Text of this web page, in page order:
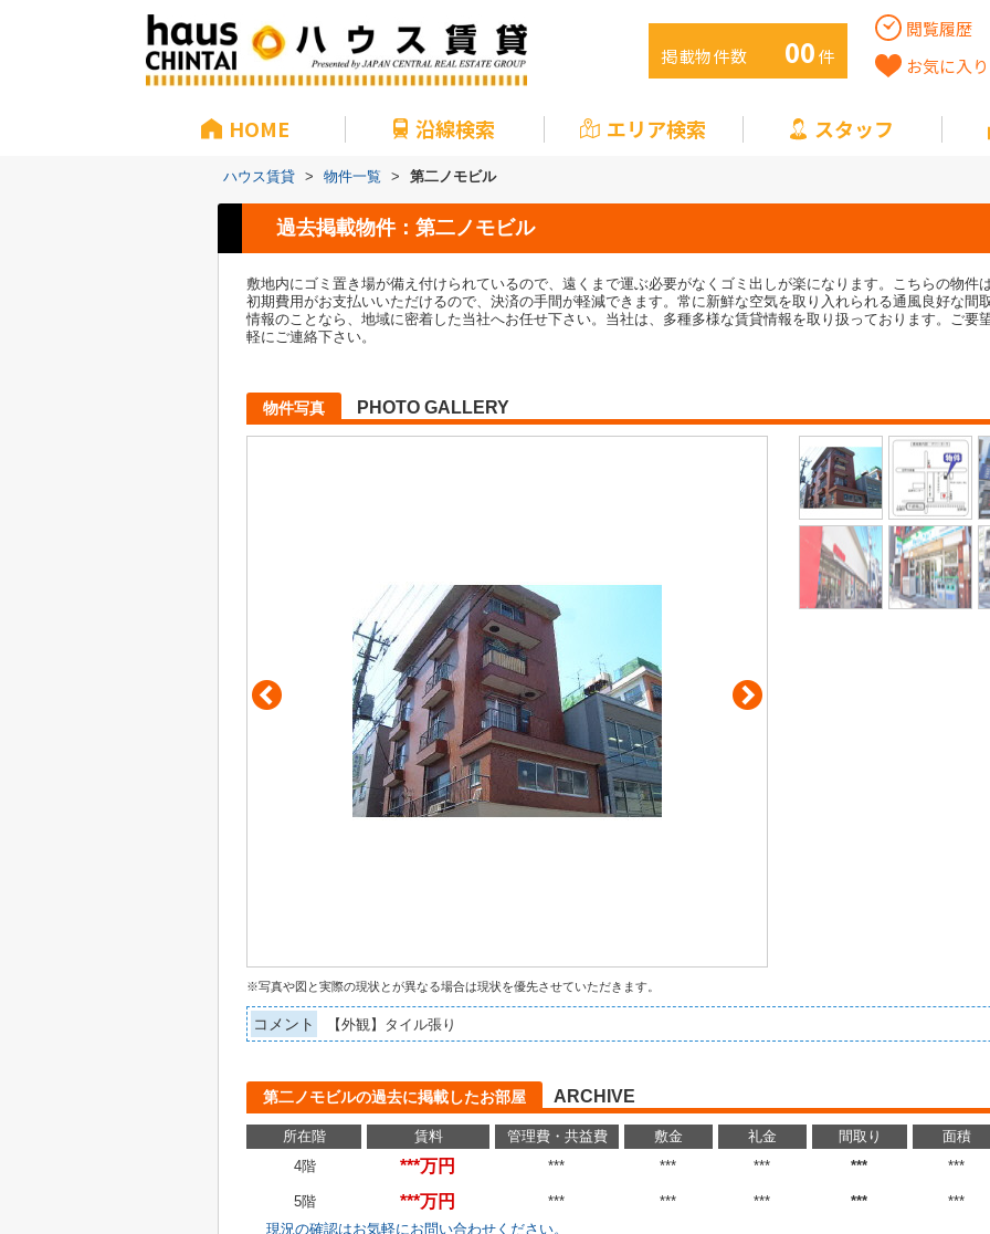
掲載物件数 00件
閲覧履歴
お気に入り
HOME 沿線検索 エリア検索 スタッフ
ハウス賃貸 > 物件一覧 > 第二ノモビル
過去掲載物件：第二ノモビル
敷地内にゴミ置き場が備え付けられているので、遠くまで運ぶ必要がなくゴミ出しが楽になります。こちらの物件
初期費用がお支払いいただけるので、決済の手間が軽減できます。常に新鮮な空気を取り入れられる通風良好な間
情報のことなら、地域に密着した当社へお任せ下さい。当社は、多種多様な賃貸情報を取り扱っております。ご要
軽にご連絡下さい。
物件写真 PHOTO GALLERY
※写真や図と実際の現状とが異なる場合は現状を優先させていただきます。
コメント 【外観】タイル張り
第二ノモビルの過去に掲載したお部屋 ARCHIVE
所在階 賃料 管理費・共益費 敷金 礼金 間取り
面積
4階
***万円 *** *** *** *** ***
5階 ***万円 *** *** *** ***
***
現況の確認はお気軽にお問い合わせください。